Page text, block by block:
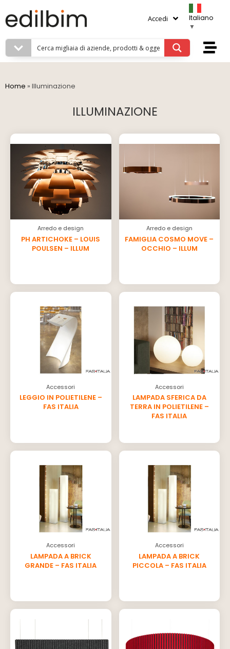
Accedi
Italiano
▼
Home » Illuminazione
ILLUMINAZIONE
Arredo e design
PH ARTICHOKE – LOUIS
POULSEN – ILLUM
Arredo e design
FAMIGLIA COSMO MOVE –
OCCHIO – ILLUM
Accessori
LEGGIO IN POLIETILENE –
FAS ITALIA
Accessori
LAMPADA SFERICA DA
TERRA IN POLIETILENE –
FAS ITALIA
Accessori
LAMPADA A BRICK
GRANDE – FAS ITALIA
Accessori
LAMPADA A BRICK
PICCOLA – FAS ITALIA